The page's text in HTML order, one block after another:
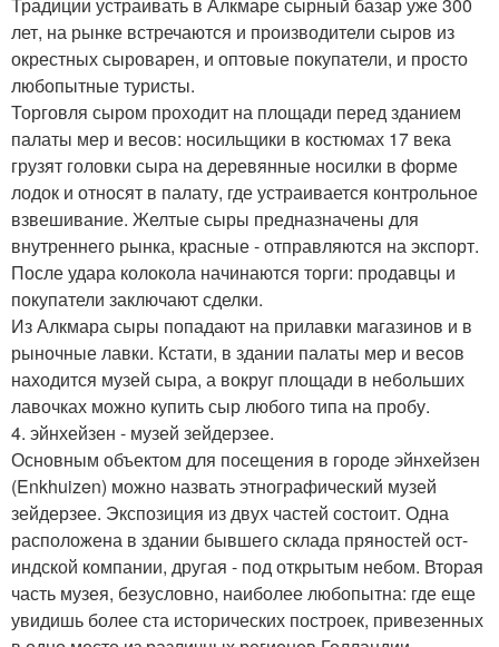
лет, на рынке встречаются и производители сыров из
окрестных сыроварен, и оптовые покупатели, и просто
любопытные туристы.
Торговля сыром проходит на площади перед зданием
палаты мер и весов: носильщики в костюмах 17 века
грузят головки сыра на деревянные носилки в форме
лодок и относят в палату, где устраивается контрольное
взвешивание. Желтые сыры предназначены для
внутреннего рынка, красные - отправляются на экспорт.
После удара колокола начинаются торги: продавцы и
покупатели заключают сделки.
Из Алкмара сыры попадают на прилавки магазинов и в
рыночные лавки. Кстати, в здании палаты мер и весов
находится музей сыра, а вокруг площади в небольших
лавочках можно купить сыр любого типа на пробу.
4. эйнхейзен - музей зейдерзее.
Основным объектом для посещения в городе эйнхейзен
(Enkhuizen) можно назвать этнографический музей
зейдерзее. Экспозиция из двух частей состоит. Одна
расположена в здании бывшего склада пряностей ост-
индской компании, другая - под открытым небом. Вторая
часть музея, безусловно, наиболее любопытна: где еще
увидишь более ста исторических построек, привезенных